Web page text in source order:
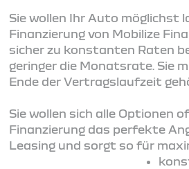
Sie wollen Ihr Auto möglichst
Finanzierung von Mobilize
sicher zu konstanten Raten
geringer die Monatsrate. Sie
Ende der Vertragslaufzeit
Sie wollen sich alle Optionen
Finanzierung das perfekte
Leasing und sorgt so für